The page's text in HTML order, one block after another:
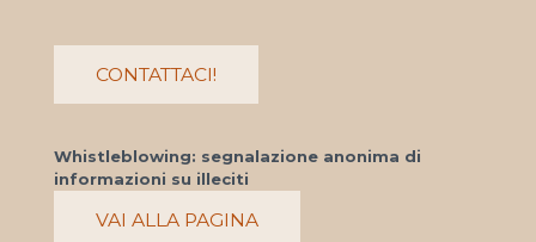
CONTATTACI!
Whistleblowing: segnalazione anonima di
informazioni su illeciti
VAI ALLA PAGINA